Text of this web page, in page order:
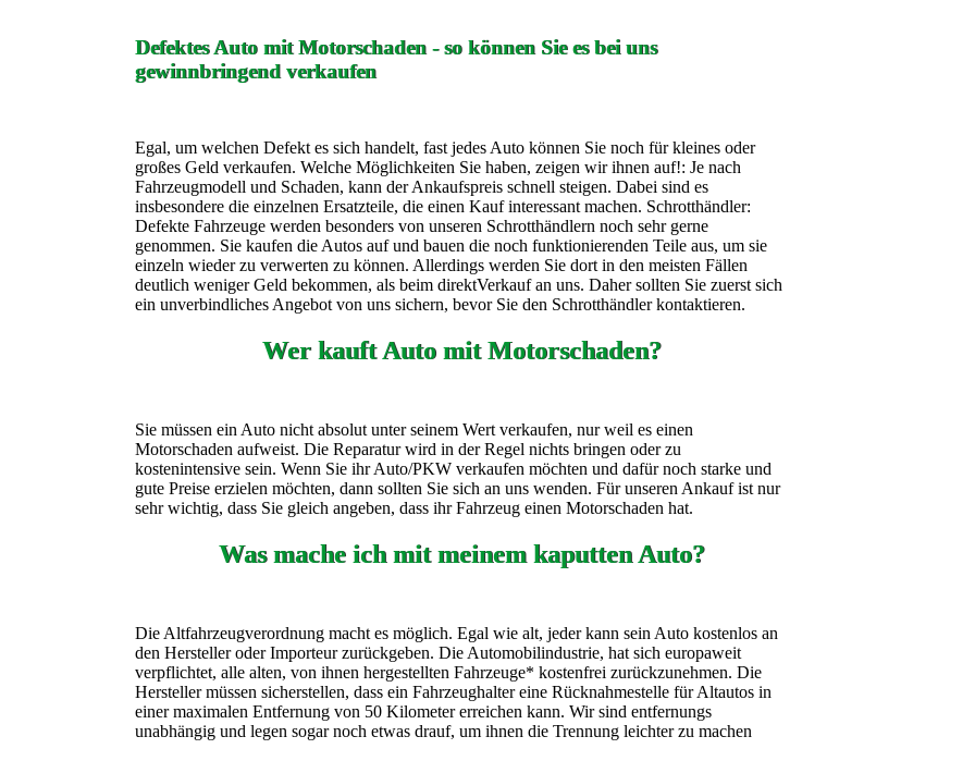
Defektes Auto mit Motorschaden - so können Sie es bei uns
gewinnbringend verkaufen
Egal, um welchen Defekt es sich handelt, fast jedes Auto können Sie noch für kleines oder
großes Geld verkaufen. Welche Möglichkeiten Sie haben, zeigen wir ihnen auf!: Je nach
Fahrzeugmodell und Schaden, kann der Ankaufspreis schnell steigen. Dabei sind es
insbesondere die einzelnen Ersatzteile, die einen Kauf interessant machen. Schrotthändler:
Defekte Fahrzeuge werden besonders von unseren Schrotthändlern noch sehr gerne
genommen. Sie kaufen die Autos auf und bauen die noch funktionierenden Teile aus, um sie
einzeln wieder zu verwerten zu können. Allerdings werden Sie dort in den meisten Fällen
deutlich weniger Geld bekommen, als beim direktVerkauf an uns. Daher sollten Sie zuerst sich
ein unverbindliches Angebot von uns sichern, bevor Sie den Schrotthändler kontaktieren.
Wer kauft Auto mit Motorschaden?
Sie müssen ein Auto nicht absolut unter seinem Wert verkaufen, nur weil es einen
Motorschaden aufweist. Die Reparatur wird in der Regel nichts bringen oder zu
kostenintensive sein. Wenn Sie ihr Auto/PKW verkaufen möchten und dafür noch starke und
gute Preise erzielen möchten, dann sollten Sie sich an uns wenden. Für unseren Ankauf ist nur
sehr wichtig, dass Sie gleich angeben, dass ihr Fahrzeug einen Motorschaden hat.
Was mache ich mit meinem kaputten Auto?
Die Altfahrzeugverordnung macht es möglich. Egal wie alt, jeder kann sein Auto kostenlos an
den Hersteller oder Importeur zurückgeben. Die Automobilindustrie, hat sich europaweit
verpflichtet, alle alten, von ihnen hergestellten Fahrzeuge* kostenfrei zurückzunehmen. Die
Hersteller müssen sicherstellen, dass ein Fahrzeughalter eine Rücknahmestelle für Altautos in
einer maximalen Entfernung von 50 Kilometer erreichen kann. Wir sind entfernungs
unabhängig und legen sogar noch etwas drauf, um ihnen die Trennung leichter zu machen